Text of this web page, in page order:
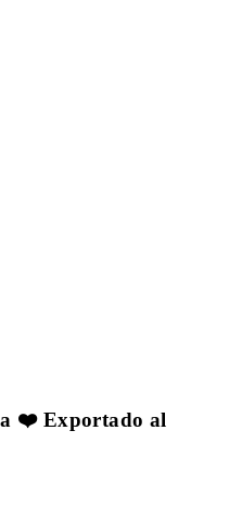
❤️ Exportado al